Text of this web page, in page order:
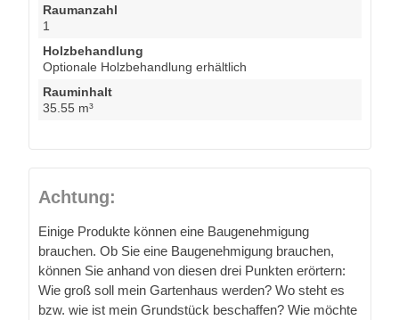
Raumanzahl
1
Holzbehandlung
Optionale Holzbehandlung erhältlich
Rauminhalt
35.55 m³
Achtung:
Einige Produkte können eine Baugenehmigung
brauchen. Ob Sie eine Baugenehmigung brauchen,
können Sie anhand von diesen drei Punkten erörtern:
Wie groß soll mein Gartenhaus werden? Wo steht es
bzw. wie ist mein Grundstück beschaffen? Wie möchte